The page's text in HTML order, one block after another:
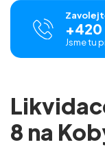
+420
Jsme tu
8 na